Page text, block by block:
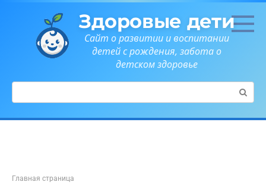
Здоровые дети
Сайт о развитии и воспитании
детей с рождения, забота о
детском здоровье
Поиск:
Главная страница